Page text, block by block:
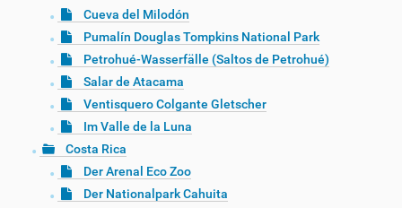
Cueva del Milodón
Pumalín Douglas Tompkins National Park
Petrohué-Wasserfälle (Saltos de Petrohué)
Salar de Atacama
Ventisquero Colgante Gletscher
Im Valle de la Luna
Costa Rica
Der Arenal Eco Zoo
Der Nationalpark Cahuita